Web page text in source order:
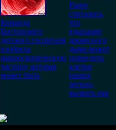
Команда
Бостонского
детского госпиталя
изобрела
микроскопическую
частицу, которая
может быть
Ранее
считалось,
что
вдыхание
древесного
дыма может
повредить
клетки
наших
легких,
вызвать рак